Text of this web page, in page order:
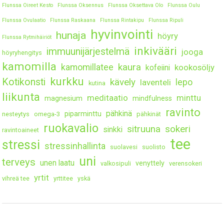
Flunssa Oireet Kesto Flunssa Oksennus Flunssa Oksettava Olo Flunssa Oulu
Flunssa Ovulaatio Flunssa Raskaana Flunssa Rintakipu Flunssa Ripuli
Flunssa Rytmihäiriöt hunaja hyvinvointi höyry
höyryhengitys immuunijärjestelmä inkivääri jooga
kamomilla kamomillatee kaura kofeiini kookosöljy
Kotikonsti kurkku kutina kävely laventeli lepo
liikunta magnesium meditaatio mindfulness minttu
nesteytys omega-3 piparminttu pähkinä pähkinät ravinto
ravintoaineet ruokavalio sinkki sitruuna sokeri
stressi stressinhallinta suolavesi suolisto tee
terveys unen laatu uni valkosipuli venyttely
verensokeri
vihreä tee
yrtit yrttitee yskä